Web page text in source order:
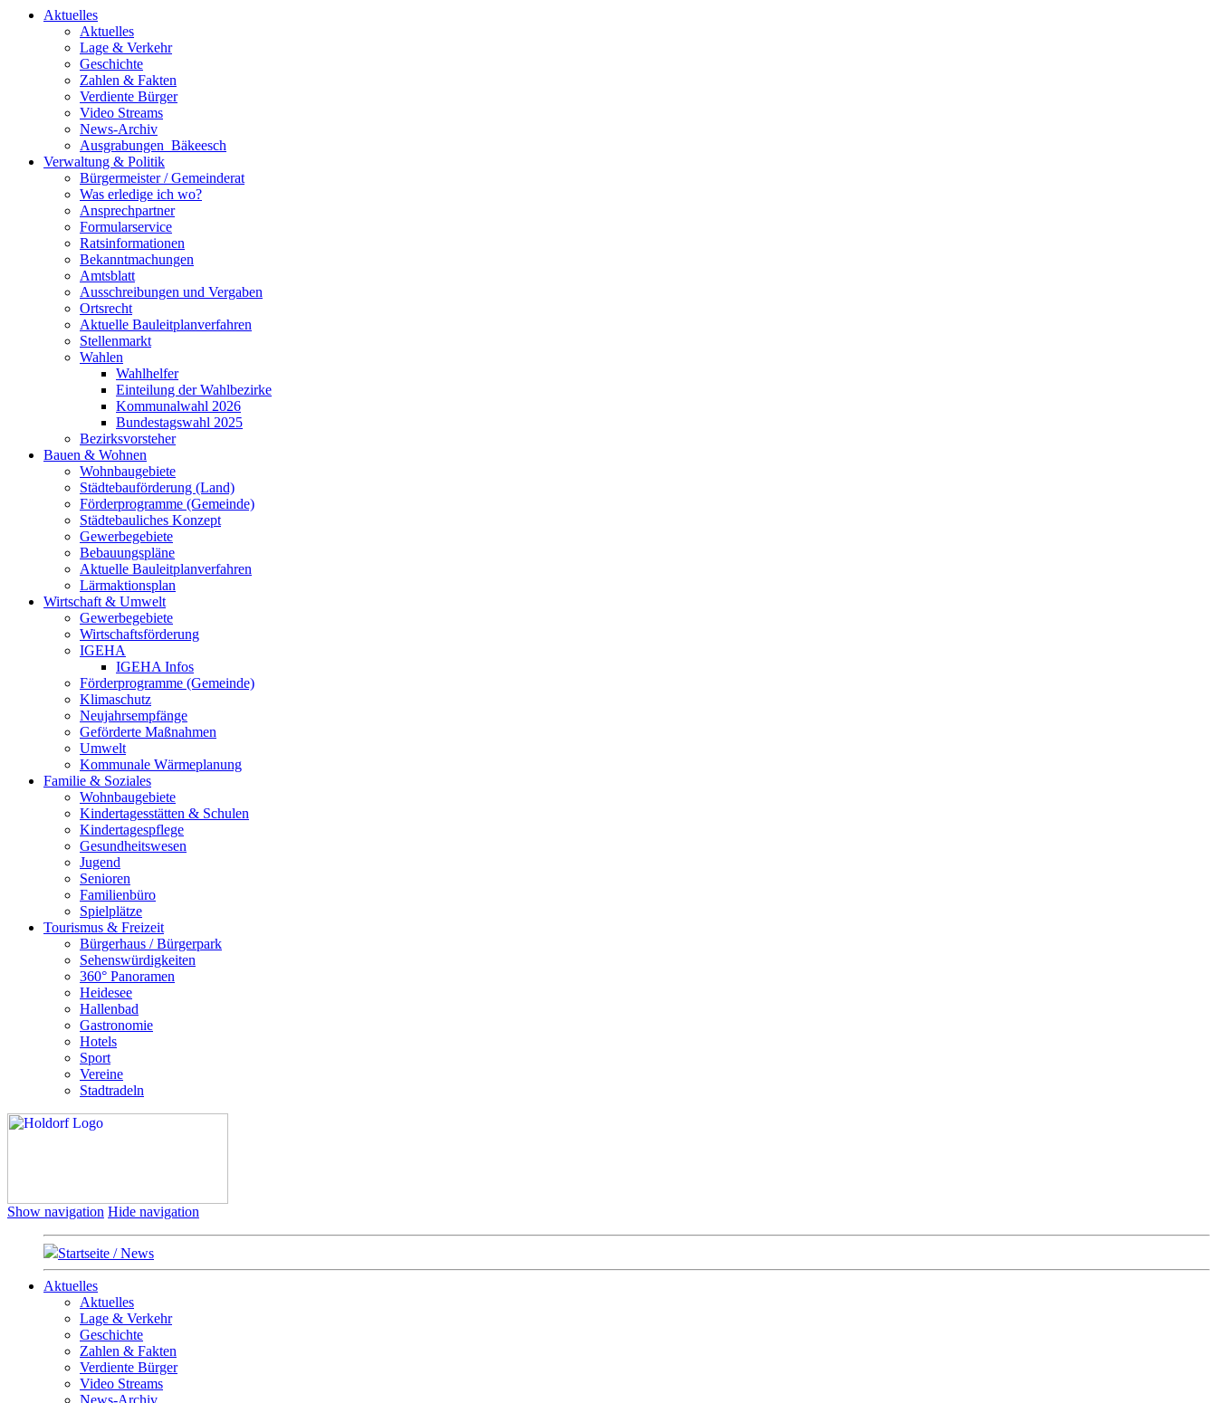
Aktuelles
Aktuelles
Lage & Verkehr
Geschichte
Zahlen & Fakten
Verdiente Bürger
Video Streams
News-Archiv
Ausgrabungen_Bäkeesch
Verwaltung & Politik
Bürgermeister / Gemeinderat
Was erledige ich wo?
Ansprechpartner
Formularservice
Ratsinformationen
Bekanntmachungen
Amtsblatt
Ausschreibungen und Vergaben
Ortsrecht
Aktuelle Bauleitplanverfahren
Stellenmarkt
Wahlen
Wahlhelfer
Einteilung der Wahlbezirke
Kommunalwahl 2026
Bundestagswahl 2025
Bezirksvorsteher
Bauen & Wohnen
Wohnbaugebiete
Städtebauförderung (Land)
Förderprogramme (Gemeinde)
Städtebauliches Konzept
Gewerbegebiete
Bebauungspläne
Aktuelle Bauleitplanverfahren
Lärmaktionsplan
Wirtschaft & Umwelt
Gewerbegebiete
Wirtschaftsförderung
IGEHA
IGEHA Infos
Förderprogramme (Gemeinde)
Klimaschutz
Neujahrsempfänge
Geförderte Maßnahmen
Umwelt
Kommunale Wärmeplanung
Familie & Soziales
Wohnbaugebiete
Kindertagesstätten & Schulen
Kindertagespflege
Gesundheitswesen
Jugend
Senioren
Familienbüro
Spielplätze
Tourismus & Freizeit
Bürgerhaus / Bürgerpark
Sehenswürdigkeiten
360° Panoramen
Heidesee
Hallenbad
Gastronomie
Hotels
Sport
Vereine
Stadtradeln
Show navigation Hide navigation
Startseite / News
Aktuelles
Aktuelles
Lage & Verkehr
Geschichte
Zahlen & Fakten
Verdiente Bürger
Video Streams
News-Archiv